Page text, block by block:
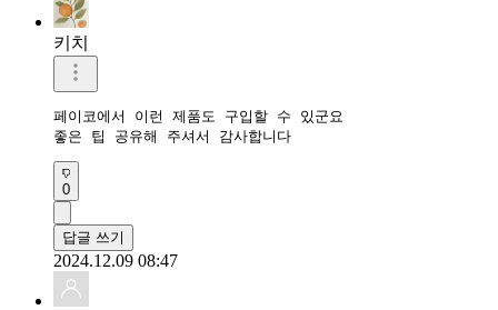
키치
페이코에서 이런 제품도 구입할 수 있군요
좋은 팁 공유해 주셔서 감사합니다
0
답글 쓰기
2024.12.09 08:47